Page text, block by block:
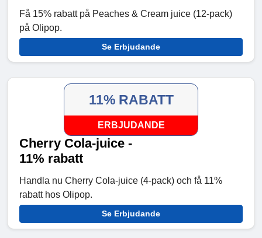
Få 15% rabatt på Peaches & Cream juice (12-pack)
på Olipop.
Se Erbjudande
11% RABATT
ERBJUDANDE
Cherry Cola-juice -
11% rabatt
Handla nu Cherry Cola-juice (4-pack) och få 11%
rabatt hos Olipop.
Se Erbjudande